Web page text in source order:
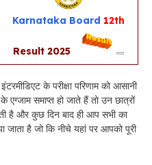
Karnataka Board 12th
Result 2025
के परीक्षा परिणाम को आसानी
समाप्त हो जाते हैं तो उन छात्रों
है और कुछ दिन बाद ही आप सभी का
जाता है जो कि नीचे यहां पर आपको पूरी